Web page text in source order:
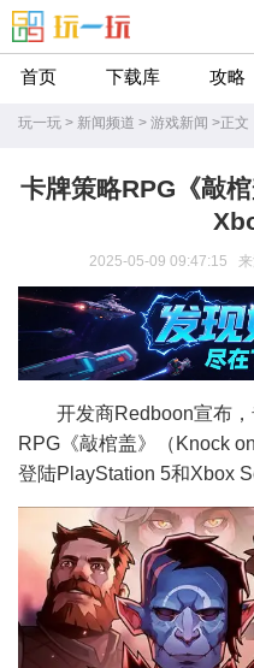
首页 下载库 攻略
玩一玩 > 新闻频道 > 游戏新闻 >正文
卡牌策略RPG《敲
2025-05-09 09:47:15
开发商Redboon宣布
RPG《敲棺盖》（Knock
登陆PlayStation 5和Xbox